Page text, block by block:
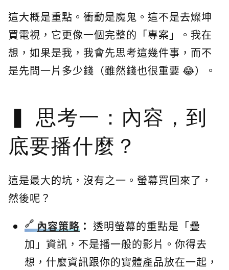
這大概是重點。衝動是魔鬼。這不是去燦坤
買電視，它更像一個完整的「專案」。我在
想，如果是我，我會先思考這幾件事，而不
是先問一片多少錢（雖然錢也很重要 😂）。
思考一：內容，到
底要播什麼？
這是最大的坑，沒有之一。螢幕買回來了，
然後呢？
內容策略 ： 透明螢幕的重點是「疊
加」資訊，不是播一般的影片。你得去
想，什麼資訊跟你的實體產品放在一起，